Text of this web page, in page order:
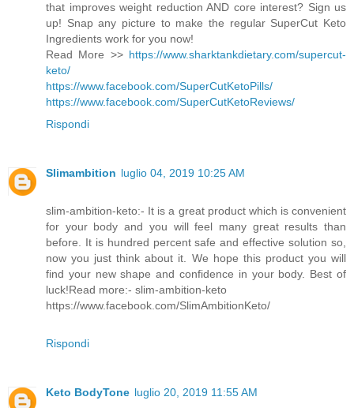
that improves weight reduction AND core interest? Sign us
up! Snap any picture to make the regular SuperCut Keto
Ingredients work for you now!
Read More >> https://www.sharktankdietary.com/supercut-
keto/
https://www.facebook.com/SuperCutKetoPills/
https://www.facebook.com/SuperCutKetoReviews/
Rispondi
Slimambition luglio 04, 2019 10:25 AM
slim-ambition-keto:- It is a great product which is convenient
for your body and you will feel many great results than
before. It is hundred percent safe and effective solution so,
now you just think about it. We hope this product you will
find your new shape and confidence in your body. Best of
luck!Read more:- slim-ambition-keto
https://www.facebook.com/SlimAmbitionKeto/
Rispondi
Keto BodyTone luglio 20, 2019 11:55 AM